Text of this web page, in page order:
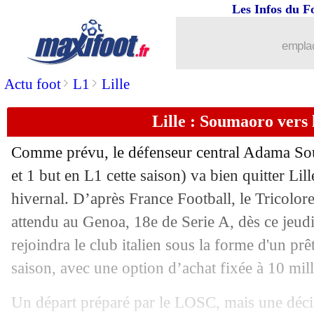
Actu foot> L1 > Lille
Les Infos du
Lille : Soumaoro vers
Comme prévu, le défenseur central Adama
et 1 but en L1 cette saison) va bien quitter
hivernal. D’après France Football, le
attendu au Genoa, 18e de Serie A, dès ce
rejoindra le club italien sous la forme d'un
saison, avec une option d’achat fixée à 10
Un départ préparé par le LOSC, mais une
Barça : le "nouveau CR7" dans le
30/01 PSG: Cavani, l'Atletico n'y croit
30/01 PSG: l'optimisme d'Herrera
30/01 Montpellier : Der Zakarian très
30/01 Chelsea : Giroud d'accord avec la
30/01 Monaco: Moreno toujours flou pour
Bordeaux : Bellanova prêté à